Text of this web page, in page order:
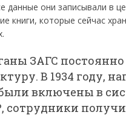
данные они записывали в
книги, которые сейчас
ЗАГС
В 1934 году,
включены в
сотрудники